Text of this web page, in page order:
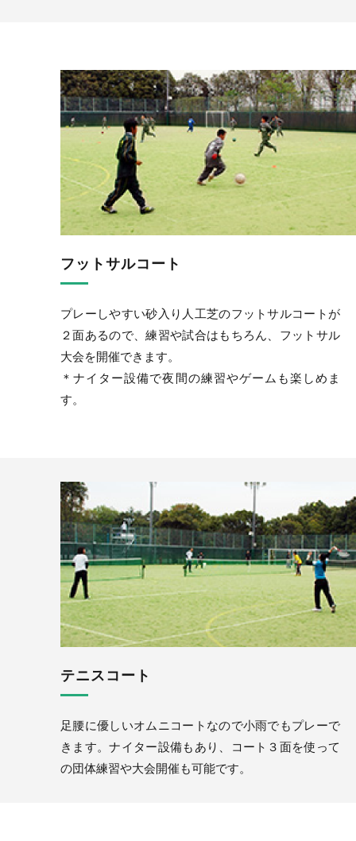
フットサルコート
プレーしやすい砂入り人工芝のフットサルコートが
２面あるので、練習や試合はもちろん、フットサル
大会を開催できます。
＊ナイター設備で夜間の練習やゲームも楽しめま
す。
テニスコート
足腰に優しいオムニコートなので小雨でもプレーで
きます。ナイター設備もあり、コート３面を使って
の団体練習や大会開催も可能です。